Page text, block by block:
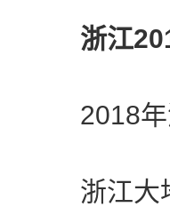
浙江
2018年
浙江大地